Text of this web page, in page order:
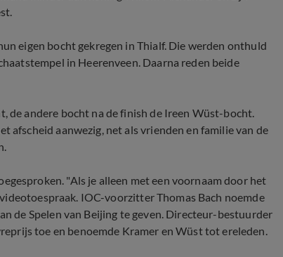
eigen bocht gekregen in Thialf. Die werden onthuld
in Heerenveen. Daarna reden beide
de andere bocht na de finish de Ireen Wüst-bocht.
afscheid aanwezig, net als vrienden en familie van de
"Als je alleen met een voornaam door het
IOC-voorzitter Thomas Bach noemde
de Spelen van Beijing te geven. Directeur-bestuurder
toe en benoemde Kramer en Wüst tot ereleden.